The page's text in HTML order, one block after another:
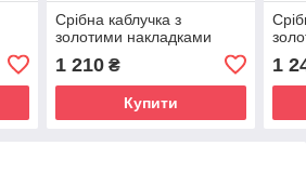
Срібна каблучка з
золотими накладками
1 210₴
Купити
1